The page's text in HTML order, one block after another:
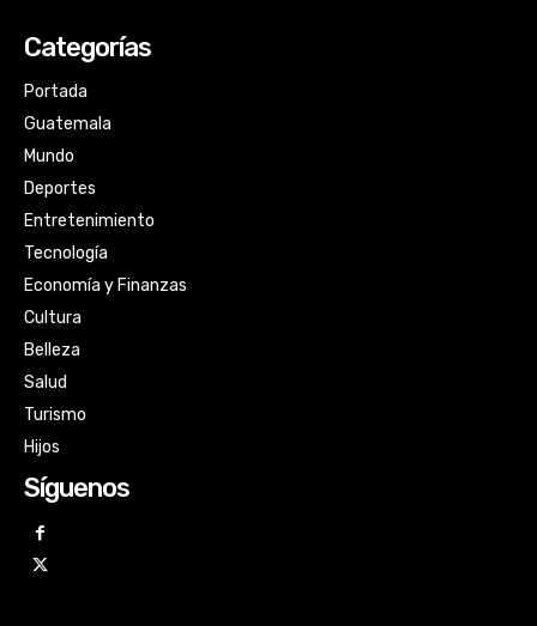
Categorías
Portada
Guatemala
Mundo
Deportes
Entretenimiento
Tecnología
Economía y Finanzas
Cultura
Belleza
Salud
Turismo
Hijos
Síguenos